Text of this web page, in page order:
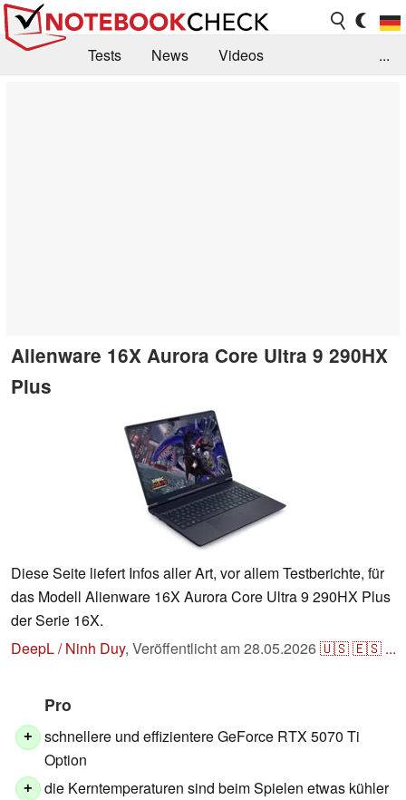
Tests News
Videos
...
Alienware 16X Aurora Core Ultra 9 290HX
Plus
Diese Seite liefert Infos aller Art, vor allem Testberichte, für
das Modell Alienware 16X Aurora Core Ultra 9 290HX Plus
der Serie 16X.
DeepL / Ninh Duy, Veröffentlicht am28.05.2026🇺🇸🇪🇸 ...
Pro
+
schnellere und effizientere GeForce RTX 5070 Ti
Option
+ die Kerntemperaturen sind beim Spielen etwas kühler